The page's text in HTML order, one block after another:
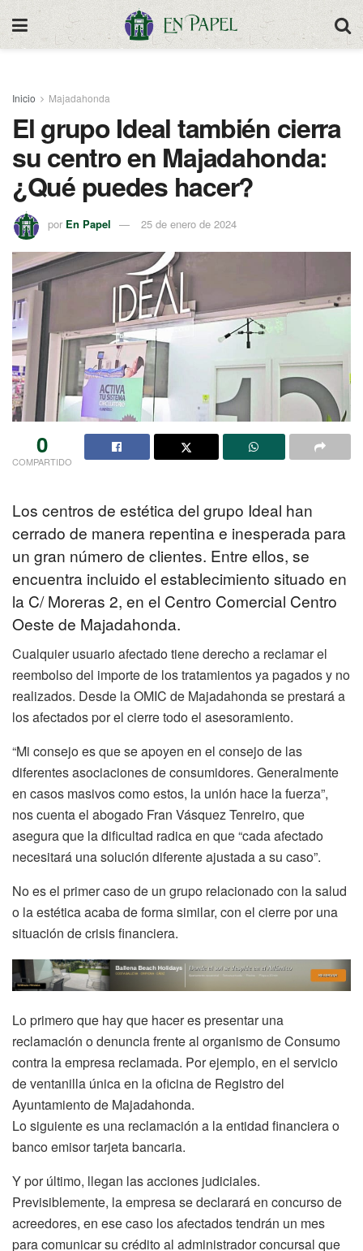
Inicio Majadahonda
El grupo Ideal también cierra
su centro en Majadahonda:
¿Qué puedes hacer?
por En Papel 25 de enero de 2024
0
COMPARTIDO
Los centros de estética del grupo Ideal han
cerrado de manera repentina e inesperada para
un gran número de clientes. Entre ellos, se
encuentra incluido el establecimiento situado en
la C/ Moreras 2, en el Centro Comercial Centro
Oeste de Majadahonda.
Cualquier usuario afectado tiene derecho a reclamar el
reembolso del importe de los tratamientos ya pagados y no
realizados. Desde la OMIC de Majadahonda se prestará a
los afectados por el cierre todo el asesoramiento.
“Mi consejo es que se apoyen en el consejo de las
diferentes asociaciones de consumidores. Generalmente
en casos masivos como estos, la unión hace la fuerza”,
nos cuenta el abogado Fran Vásquez Tenreiro, que
asegura que la dificultad radica en que “cada afectado
necesitará una solución diferente ajustada a su caso”.
No es el primer caso de un grupo relacionado con la salud
o la estética acaba de forma similar, con el cierre por una
situación de crisis financiera.
Lo primero que hay que hacer es presentar una
reclamación o denuncia frente al organismo de Consumo
contra la empresa reclamada. Por ejemplo, en el servicio
de ventanilla única en la oficina de Registro del
Ayuntamiento de Majadahonda.
Lo siguiente es una reclamación a la entidad financiera o
banco emisor tarjeta bancaria.
Y por último, llegan las acciones judiciales.
Previsiblemente, la empresa se declarará en concurso de
acreedores, en ese caso los afectados tendrán un mes
para comunicar su crédito al administrador concursal que